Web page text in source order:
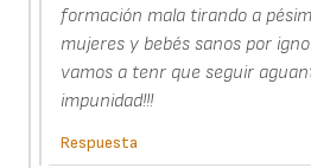
formación mala tirando a
mujeres y bebés sanos por
vamos a tenr que seguir
impunidad!!!
Respuesta